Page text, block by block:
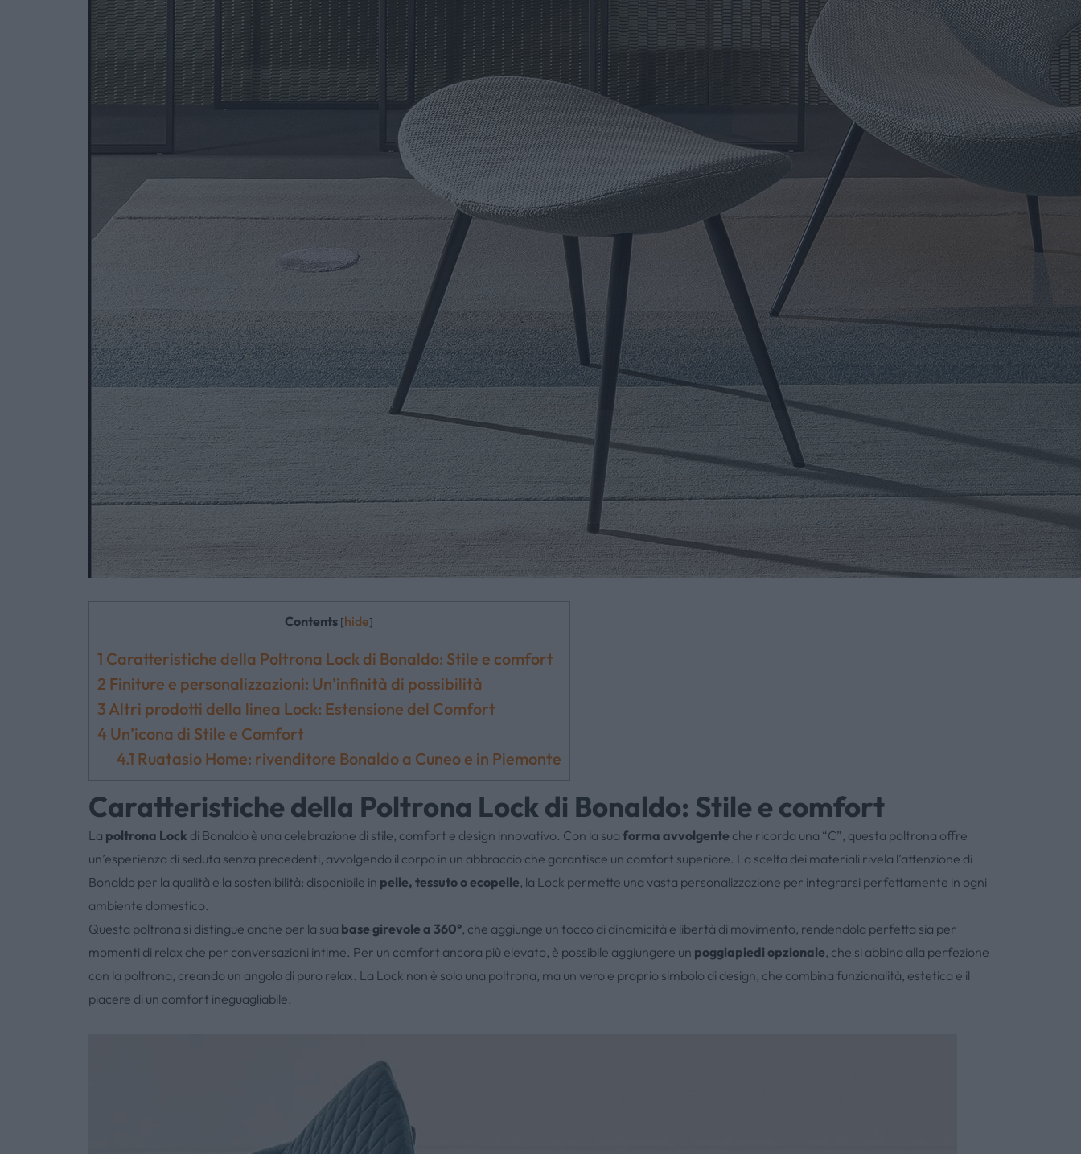
HOME
AZIENDA
CONTATTI
NEWS & EVENTI
Contents [hide]
1 Caratteristiche della Poltrona Lock di Bonaldo: Stile e comfort
2 Finiture e personalizzazioni: Un’infinità di possibilità
3 Altri prodotti della linea Lock: Estensione del Comfort
4Un’icona di Stile e Comfort
4.1 Ruatasio Home: rivenditore Bonaldo a Cuneo e in Piemonte
Caratteristiche della Poltrona Lock di Bonaldo: Stile e comfort
La poltrona Lock di Bonaldo è una celebrazione di stile, comfort e design innovativo. Con la sua forma avvolgente che ricorda una “C”, questa poltrona offre
un’esperienza di seduta senza precedenti, avvolgendo il corpo in un abbraccio che garantisce un comfort superiore. La scelta dei materiali rivela l’attenzione di
Bonaldo per la qualità e la sostenibilità: disponibile in pelle, tessuto o ecopelle, la Lock permette una vasta personalizzazione per integrarsi perfettamente in ogni
ambiente domestico.
Questa poltrona si distingue anche per la sua base girevole a 360°, che aggiunge un tocco di dinamicità e libertà di movimento, rendendola perfetta sia per
momenti di relax che per conversazioni intime. Per un comfort ancora più elevato, è possibile aggiungere un poggiapiedi opzionale, che si abbina alla perfezione
con la poltrona, creando un angolo di puro relax. La Lock non è solo una poltrona, ma un vero e proprio simbolo di design, che combina funzionalità, estetica e il
piacere di un comfort ineguagliabile.